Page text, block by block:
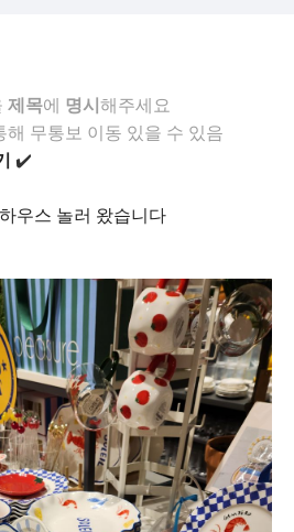
제목에 명시해주세요
무통보 이동 있을 수 있음
✔️
우스 놀러 왔습니다